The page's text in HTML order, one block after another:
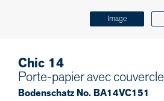
Image
Chic 14
Porte-papier avec couvercle
Bodenschatz No. BA14VC151